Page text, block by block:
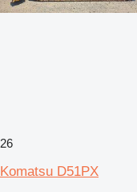
26
Komatsu D51PX